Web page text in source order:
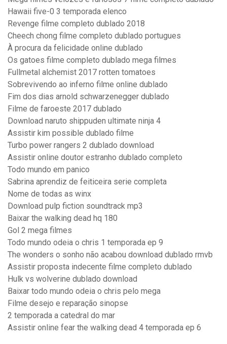
Hawaii five-0 3 temporada elenco
Revenge filme completo dublado 2018
Cheech chong filme completo dublado portugues
À procura da felicidade online dublado
Os gatoes filme completo dublado mega filmes
Fullmetal alchemist 2017 rotten tomatoes
Sobrevivendo ao inferno filme online dublado
Fim dos dias arnold schwarzenegger dublado
Filme de faroeste 2017 dublado
Download naruto shippuden ultimate ninja 4
Assistir kim possible dublado filme
Turbo power rangers 2 dublado download
Assistir online doutor estranho dublado completo
Todo mundo em panico
Sabrina aprendiz de feiticeira serie completa
Nome de todas as winx
Download pulp fiction soundtrack mp3
Baixar the walking dead hq 180
Gol 2 mega filmes
Todo mundo odeia o chris 1 temporada ep 9
The wonders o sonho não acabou download dublado rmvb
Assistir proposta indecente filme completo dublado
Hulk vs wolverine dublado download
Baixar todo mundo odeia o chris pelo mega
Filme desejo e reparação sinopse
2 temporada a catedral do mar
Assistir online fear the walking dead 4 temporada ep 6